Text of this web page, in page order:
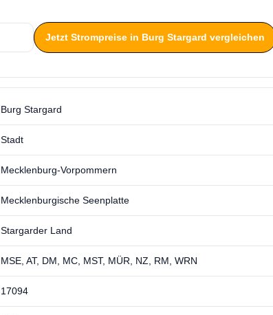
Jetzt Strompreise in Burg Stargard vergleichen
Burg Stargard
Stadt
Mecklenburg-Vorpommern
Mecklenburgische Seenplatte
Stargarder Land
MSE, AT, DM, MC, MST, MÜR, NZ, RM, WRN
17094